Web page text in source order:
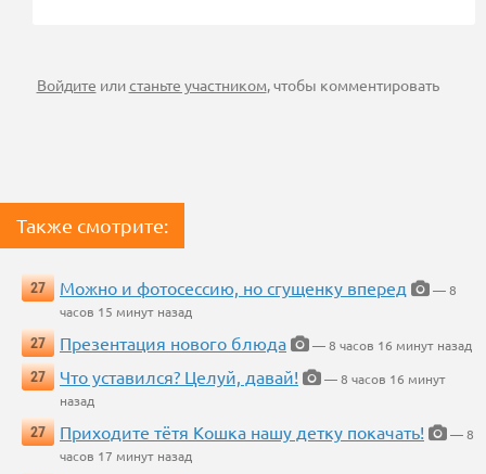
Войдите илистаньте участником, чтобы комментировать
Также смотрите:
27 Можно и фотосессию, но сгущенку вперед
— 8
часов 15 минут назад
27
Презентация нового блюда
— 8 часов 16 минут назад
27
Что уставился? Целуй, давай!
— 8 часов 16 минут
назад
27
Приходите тётя Кошка нашу детку покачать!
— 8
часов 17 минут назад